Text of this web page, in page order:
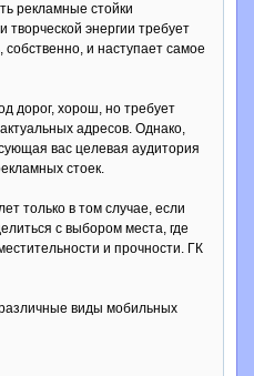
рекламные стойки
творческой энергии требует
и наступает самое
дорог, хорош, но требует
адресов. Однако,
вас целевая аудитория
стоек.
только в том случае, если
с выбором места, где
и прочности. ГК
виды мобильных